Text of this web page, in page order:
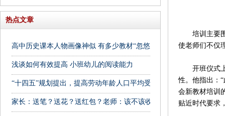
热点文章
高中历史课本人物画像神似 有多少教材“忽悠”我们
浅谈如何有效提高 小班幼儿的阅读能力
“十四五”规划提出，提高劳动年龄人口平均受教育年限
家长：送笔？送花？送红包？老师：该不该收？该咋拒绝？纠结
培训主要围
使老师们不仅
开班仪式上
性。他指出：
会新教材培训
贴近时代要求